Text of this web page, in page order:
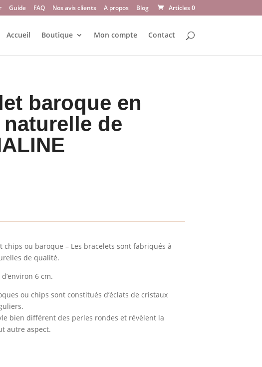
Guide FAQ Nos avis clients A propos Blog Articles 0
Accueil Boutique Mon compte Contact
baroque en
de
chips ou baroque – Les bracelets sont fabriqués à
de qualité.
6 cm.
ou chips sont constitués d’éclats de cristaux
bien différent des perles rondes et révèlent la
autre aspect.